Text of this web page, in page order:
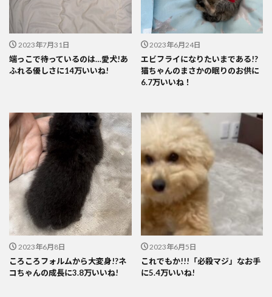
2023年7月31日
端っこで待っているのは…愛犬!あ
ふれる優しさに14万いいね!
2023年6月24日
エビフライになりたいまである!?
猫ちゃんのまさかの眠りのお供に
6.7万いいね！
2023年6月8日
ころころフォルムから大変身!?ネ
コちゃんの成長に3.8万いいね!
2023年6月5日
これでもか!!!「必殺マジ」なお手
に5.4万いいね!